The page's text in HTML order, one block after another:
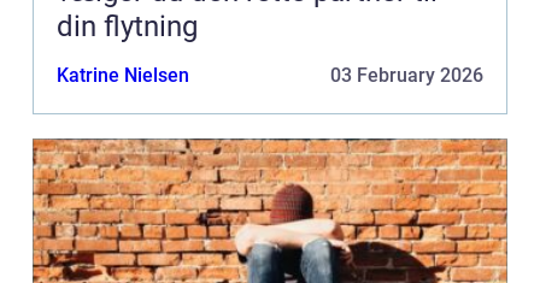
din flytning
Katrine Nielsen 03 February 2026